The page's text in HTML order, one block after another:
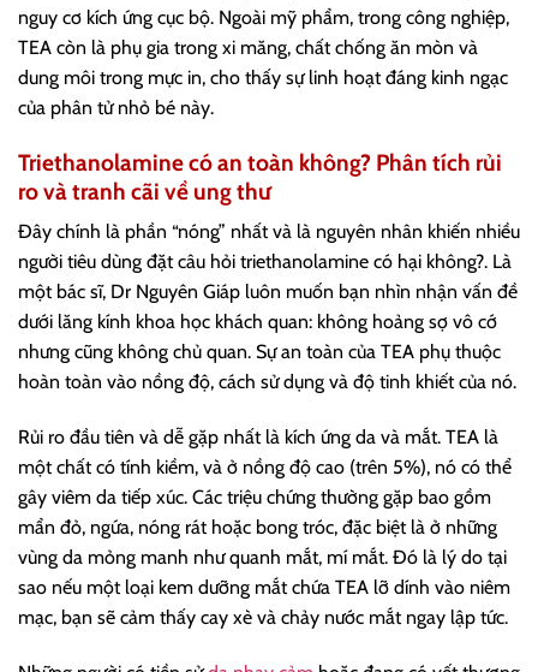
nguy cơ kích ứng cục bộ. Ngoài mỹ phẩm, trong công nghiệp,
TEA còn là phụ gia trong xi măng, chất chống ăn mòn và
dung môi trong mực in, cho thấy sự linh hoạt đáng kinh ngạc
của phân tử nhỏ bé này.
Triethanolamine có an toàn không? Phân tích rủi
ro và tranh cãi về ung thư
Đây chính là phần “nóng” nhất và là nguyên nhân khiến nhiều
người tiêu dùng đặt câu hỏi triethanolamine có hại không?. Là
một bác sĩ, Dr Nguyên Giáp luôn muốn bạn nhìn nhận vấn đề
dưới lăng kính khoa học khách quan: không hoảng sợ vô cớ
nhưng cũng không chủ quan. Sự an toàn của TEA phụ thuộc
hoàn toàn vào nồng độ, cách sử dụng và độ tinh khiết của nó.
Rủi ro đầu tiên và dễ gặp nhất là kích ứng da và mắt. TEA là
một chất có tính kiềm, và ở nồng độ cao (trên 5%), nó có thể
gây viêm da tiếp xúc. Các triệu chứng thường gặp bao gồm
mẩn đỏ, ngứa, nóng rát hoặc bong tróc, đặc biệt là ở những
vùng da mỏng manh như quanh mắt, mí mắt. Đó là lý do tại
sao nếu một loại kem dưỡng mắt chứa TEA lỡ dính vào niêm
mạc, bạn sẽ cảm thấy cay xè và chảy nước mắt ngay lập tức.